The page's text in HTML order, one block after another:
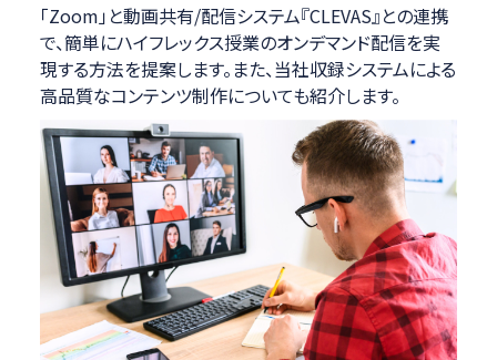
「Zoom」と動画共有/配信システム『CLEVAS』との連携
で、簡単にハイフレックス授業のオンデマンド配信を実
現する方法を提案します。また、当社収録システムによる
高品質なコンテンツ制作についても紹介します。